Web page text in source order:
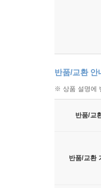
반품/교환 안
※ 상품 설명에
반품/교
반품/교환